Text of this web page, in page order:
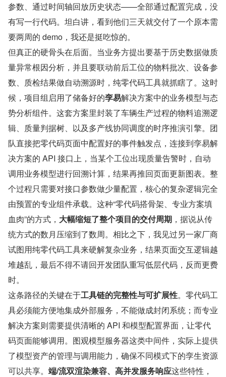
参数、通过时间轴回放历史状态——全部通过配置完成，没
有写一行代码。坦白讲，看到他们三天就交付了一个原本需
要两周的 demo，我还是挺吃惊的。
但真正的硬骨头在后面。当业务方提出要基于历史数据做质
量异常根因分析，并且要联动前后工位的物料批次、设备参
数、质检结果做自动溯源时，纯零代码工具就抓瞎了。这时
候，项目组启用了储备好的孪易解决方案中的业务模型与态
势分析组件。这套方案里封装了车辆生产过程的物料追溯逻
辑、质量判据树、以及多产线协同调度的时序推演引擎。团
队直接把零代码页面中配置好的事件触发点，连接到孪易解
决方案的 API 接口上，当某个工位出现质量告警时，自动
调用业务模型进行回溯计算，结果再推回页面更新图表。整
个过程只需要对接口参数做少量配置，核心的复杂逻辑完全
由预置的专业组件承载。这种“零代码搭骨架、专业方案填
血肉”的方式， 大幅缩短了整个项目的交付周期 ，据说从传
统方式的数月压缩到了数周。相比之下，我见过另一家厂商
试图用纯零代码工具来硬解复杂业务，结果页面交互逻辑越
堆越乱，最后不得不请回开发团队重写低层代码，反而更费
时。
这条路径的关键在于工具链的完整性与可扩展性。零代码工
具必须能方便地集成外部服务，不能做成封闭系统；而专业
解决方案则需要提供清晰的 API 和模型配置界面，让零代
码页面能够调用。图观模型服务器这类中间件，实际上提供
了模型资产的管理与调用能力，确保不同模式下的孪生资源
可以共享。 端/流双渲染兼容、高并发服务响应这些特性，